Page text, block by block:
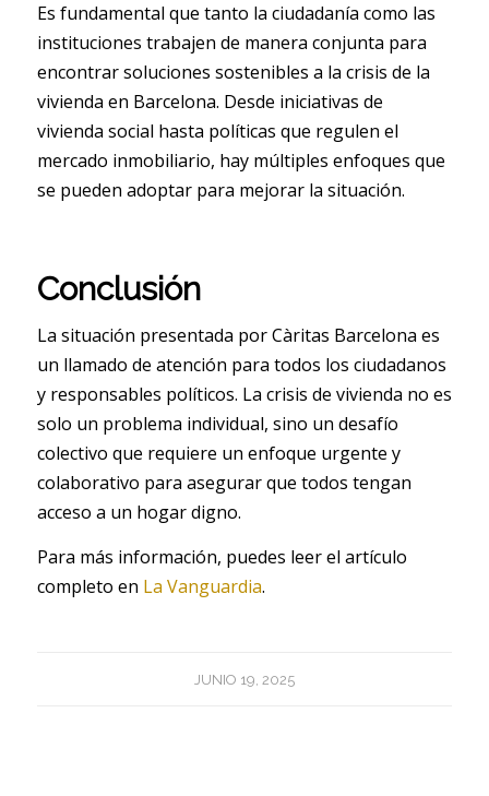
Es fundamental que tanto la ciudadanía como las
instituciones trabajen de manera conjunta para
encontrar soluciones sostenibles a la crisis de la
vivienda en Barcelona. Desde iniciativas de
vivienda social hasta políticas que regulen el
mercado inmobiliario, hay múltiples enfoques que
se pueden adoptar para mejorar la situación.
Conclusión
La situación presentada por Càritas Barcelona es
un llamado de atención para todos los ciudadanos
y responsables políticos. La crisis de vivienda no es
solo un problema individual, sino un desafío
colectivo que requiere un enfoque urgente y
colaborativo para asegurar que todos tengan
acceso a un hogar digno.
Para más información, puedes leer el artículo
completo en La Vanguardia.
JUNIO 19, 2025